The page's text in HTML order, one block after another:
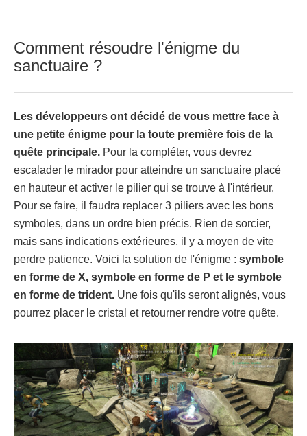
Comment résoudre l'énigme du
sanctuaire ?
Les développeurs ont décidé de vous mettre face à
une petite énigme pour la toute première fois de la
quête principale. Pour la compléter, vous devrez
escalader le mirador pour atteindre un sanctuaire placé
en hauteur et activer le pilier qui se trouve à l'intérieur.
Pour se faire, il faudra replacer 3 piliers avec les bons
symboles, dans un ordre bien précis. Rien de sorcier,
mais sans indications extérieures, il y a moyen de vite
perdre patience. Voici la solution de l'énigme : symbole
en forme de X, symbole en forme de P et le symbole
en forme de trident. Une fois qu'ils seront alignés, vous
pourrez placer le cristal et retourner rendre votre quête.